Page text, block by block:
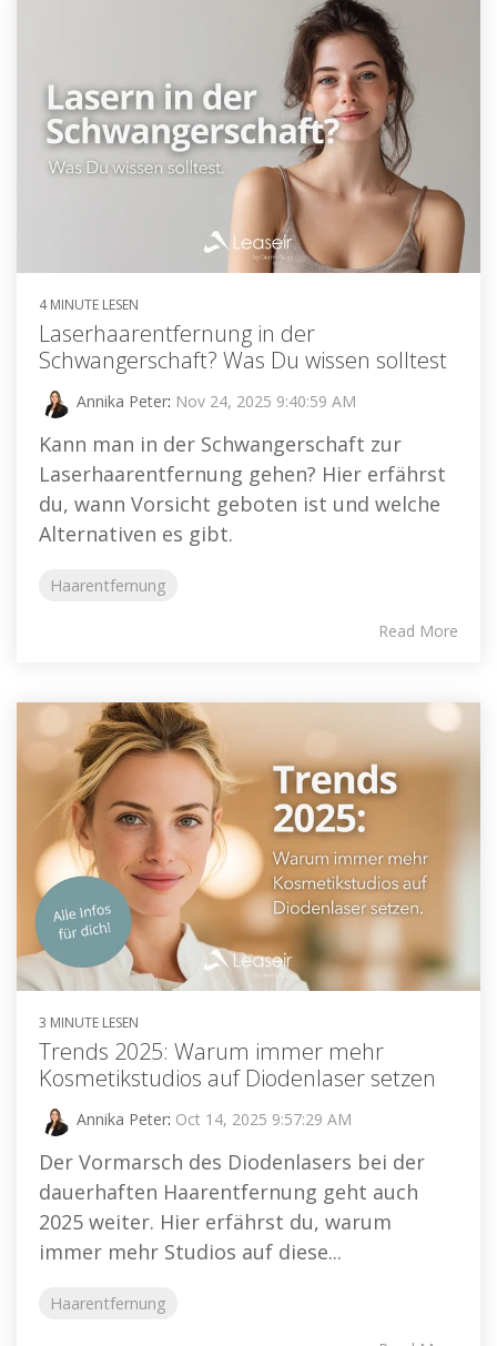
4 MINUTE LESEN
Laserhaarentfernung in der
Schwangerschaft? Was Du wissen solltest
Annika Peter: Nov 24, 2025 9:40:59 AM
Kann man in der Schwangerschaft zur
Laserhaarentfernung gehen? Hier erfährst
du, wann Vorsicht geboten ist und welche
Alternativen es gibt.
Haarentfernung
Read More
3 MINUTE LESEN
Trends 2025: Warum immer mehr
Kosmetikstudios auf Diodenlaser setzen
Annika Peter: Oct 14, 2025 9:57:29 AM
Der Vormarsch des Diodenlasers bei der
dauerhaften Haarentfernung geht auch
2025 weiter. Hier erfährst du, warum
immer mehr Studios auf diese...
Haarentfernung